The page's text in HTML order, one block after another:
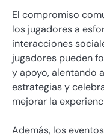
El compromiso
los jugadores a
interacciones
jugadores pueden
y apoyo, alentando
estrategias y
mejorar la
Además, los